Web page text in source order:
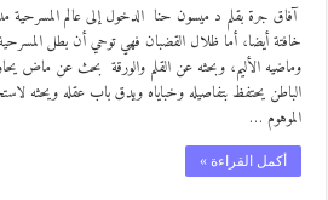
آفاق جرة بقلم د ميسون حنا الدخول إلى عالم المسرحية
خافتة أيضا، أما ظلال القضبان فهي توحي أن بطل
وماضيه الأليم، وبحثه عن القلم والورقة بحث عن ماض
الباطن يحتفظ بتفاصيله وخباياه ويدق باب عقله ويحثه
الموهوم …
أكمل القراءة »